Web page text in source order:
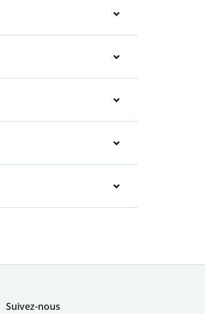
Suivez-nous